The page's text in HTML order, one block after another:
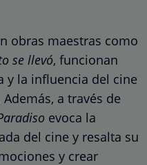
obras maestras como
se llevó, funcionan
y la influencia del cine
a través de
evoca la
del cine y resalta su
y crear